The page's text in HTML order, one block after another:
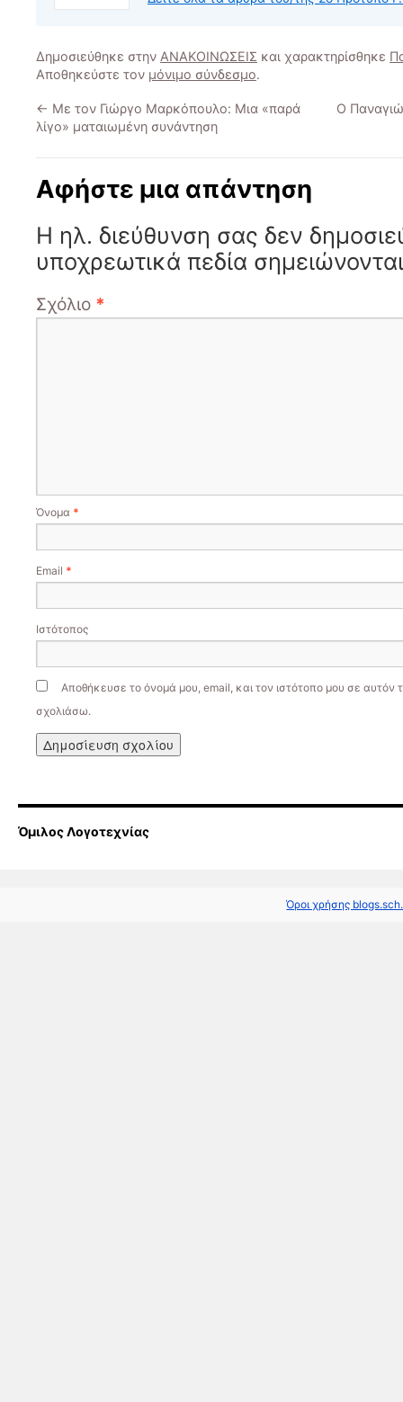
Δημοσιεύθηκε στην ΑΝΑΚΟΙΝΩΣΕΙΣ και χαρακτηρίσθηκε
Αποθηκεύστε τον μόνιμο σύνδεσμο.
← Με τον Γιώργο Μαρκόπουλο: Μια «παρά
λίγο» ματαιωμένη συνάντηση
Ο
Αφήστε μια απάντηση
Η ηλ. διεύθυνση σας δεν
υποχρεωτικά πεδία
Σχόλιο *
Όνομα *
Email *
Ιστότοπος
Αποθήκευσε το όνομά μου, email, και τον ιστότοπο μου σε αυτόν
σχολιάσω.
Όμιλος Λογοτεχνίας
Όροι χρήσης